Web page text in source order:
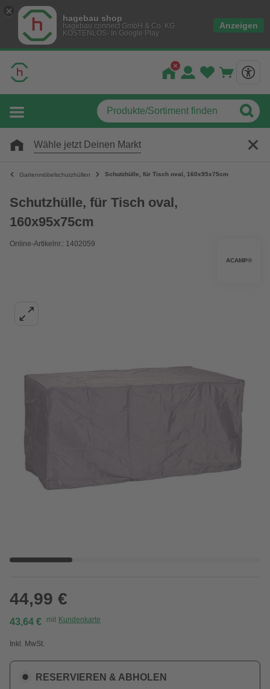
hagebau shop
hagebau connect GmbH & Co. KG
KOSTENLOS- In Google Play
Anzeigen
Wähle jetzt Deinen Markt
Gartenmöbelschutzhüllen Schutzhülle, für Tisch oval, 160x95x75cm
Schutzhülle, für Tisch oval,
160x95x75cm
Online-Artikelnr.: 1402059
ACAMP®
44,99 €
43,64 € mit Kundenkarte
Inkl. MwSt.
RESERVIEREN & ABHOLEN